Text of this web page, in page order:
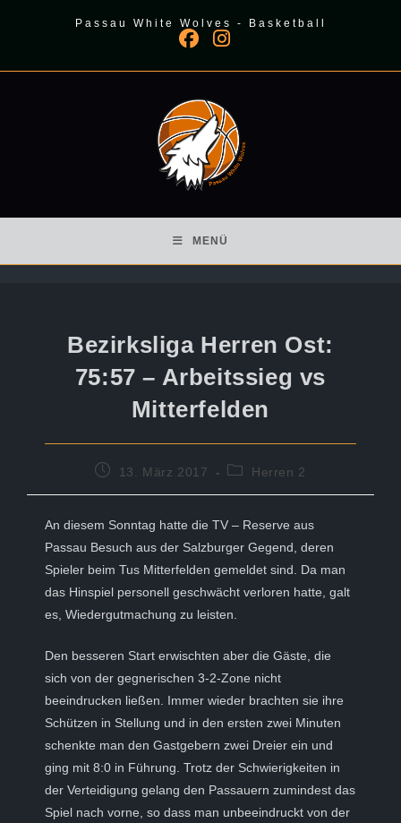
Passau White Wolves - Basketball
MENÜ
Bezirksliga Herren Ost:
75:57 – Arbeitssieg vs
Mitterfelden
Beitrag13. März 2017
Beitrags-
Herren 2
An diesem Sonntag hatte die TV – Reserve aus
Passau Besuch aus der Salzburger Gegend, deren
Spieler beim Tus Mitterfelden gemeldet sind. Da man
das Hinspiel personell geschwächt verloren hatte, galt
es, Wiedergutmachung zu leisten.
Den besseren Start erwischten aber die Gäste, die
sich von der gegnerischen 3-2-Zone nicht
beeindrucken ließen. Immer wieder brachten sie ihre
Schützen in Stellung und in den ersten zwei Minuten
schenkte man den Gastgebern zwei Dreier ein und
ging mit 8:0 in Führung. Trotz der Schwierigkeiten in
der Verteidigung gelang den Passauern zumindest das
Spiel nach vorne, so dass man unbeeindruckt von der